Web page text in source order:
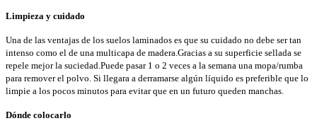
Limpieza y cuidado
Una de las ventajas de los suelos laminados es que su cuidado no debe ser tan
intenso como el de una multicapa de madera.Gracias a su superficie sellada se
repele mejor la suciedad.Puede pasar 1 o 2 veces a la semana una mopa/rumba
para remover el polvo. Si llegara a derramarse algún líquido es preferible que lo
limpie a los pocos minutos para evitar que en un futuro queden manchas.
Dónde colocarlo